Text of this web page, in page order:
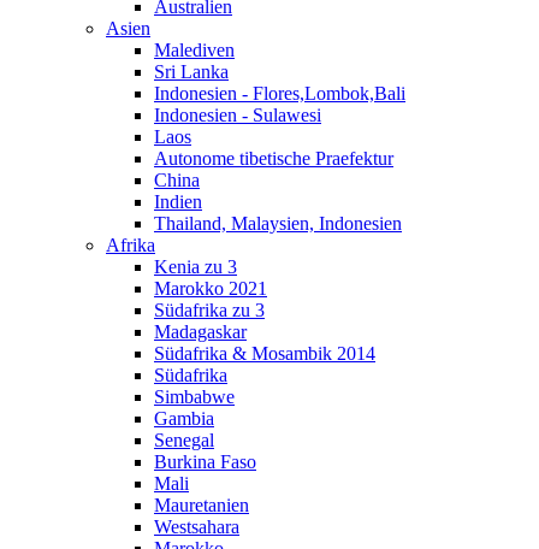
Australien
Asien
Malediven
Sri Lanka
Indonesien - Flores,Lombok,Bali
Indonesien - Sulawesi
Laos
Autonome tibetische Praefektur
China
Indien
Thailand, Malaysien, Indonesien
Afrika
Kenia zu 3
Marokko 2021
Südafrika zu 3
Madagaskar
Südafrika & Mosambik 2014
Südafrika
Simbabwe
Gambia
Senegal
Burkina Faso
Mali
Mauretanien
Westsahara